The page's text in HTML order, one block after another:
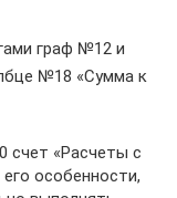
граф №12 и
№18 «Сумма к
счет «Расчеты с
особенности,